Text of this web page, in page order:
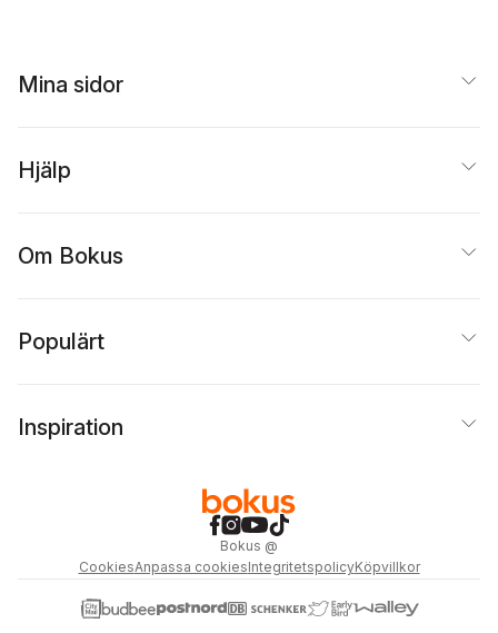
Mina sidor
Hjälp
Om Bokus
Populärt
Inspiration
Bokus @
CookiesAnpassa cookiesIntegritetspolicyKöpvillkor